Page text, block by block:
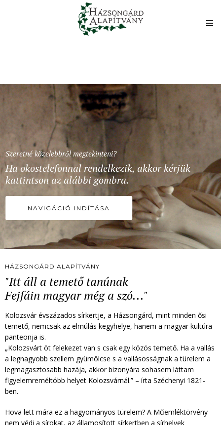
Szeretné közelebbről megtekinteni?
Ha okostelefonnal rendelkezik, akkor kérjük
kattintson az alábbi gombra.
NAVIGÁCIÓ INDÍTÁSA
HÁZSONGÁRD ALAPÍTVÁNY
"Itt áll a temető tanúnak
Fejfáin magyar még a szó..."
Kolozsvár évszázados sírkertje, a Házsongárd, mint minden ősi
temető, nemcsak az elmúlás kegyhelye, hanem a magyar kultúra
panteonja is.
„Kolozsvárt öt felekezet van s csak egy közös temető. Ha a vallás
a legnagyobb szellem gyümölcse s a vallásosságnak a türelem a
legmagasztosabb hazája, akkor bizonyára sohasem láttam
figyelemreméltóbb helyet Kolozsvárnál.” – írta Széchenyi 1821-
ben.
Hova lett mára ez a hagyományos türelem? A Műemléktörvény
nem védi a sírokat, az államosított sírkertben a sírhelyek